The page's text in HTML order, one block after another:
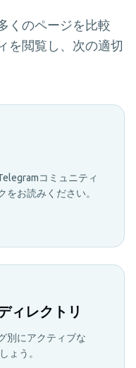
くのページを比較
を閲覧し、次の適切
コミュニティ
お読みください。
ィレクトリ
別にアクティブな
ょう。